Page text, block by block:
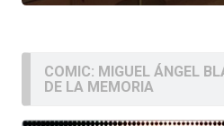
COMIC: MIGUEL ÁNGEL
DE LA MEMORIA